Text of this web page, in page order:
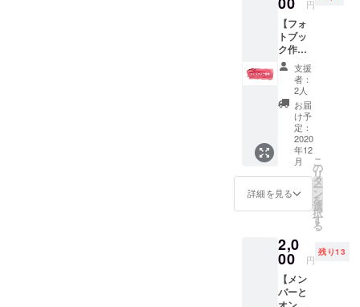
をお持
ちくだ
さい。
※所用時
間は2時
間を予
定して
おりま
す。 ※
運営メ
ンバー
は必ず
女性を
数人が
参加し
11~12
月を予
定して
おりま
す。
ださ
い。 ※
撮影場
所（23
区
内）・
日時は
お申し
込み後
に調整
させて
いただ
きま
す。 ※
間は2時
間を予
す。 ※
運営メ
ンバー
は必ず
女性を
お渡し
③卒ア
ルサイ
ズの写
真
（4cm×
3cm・
貼って
剥がせ
るシー
ル付き
を予
定）を
現像し
て後日
金で
す。複
数人で
参加い
ただく
ど）が
対象の
プラン
です。
メイク
初心者
の方に
オスス
メ！ ＜
内容＞
①メイ
クレッ
スン ②
写真撮
影（屋
データ
お渡し
④卒ア
ルサイ
ズの写
円
【フォ
トブッ
ク作成
（撮影
プラン
お申し
込みの
方限
定）】
思い出
を形に
して残
したい
方にオ
スス
メ！ ＜
・卒ア
ル撮影
プラン
に追加
で、当
支援
者：
2人
お届
け予
定：
2020
年12
月
詳細を見る
こ
の
リ
タ
ー
ン
を
選
択
す
る
2,0
00 円
残り13
【メン
バーと